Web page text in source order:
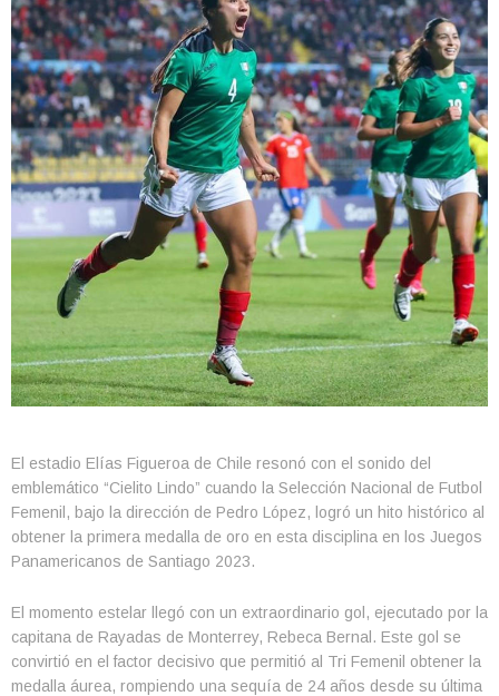
El estadio Elías Figueroa de Chile resonó con el sonido del
emblemático “Cielito Lindo” cuando la Selección Nacional de Futbol
Femenil, bajo la dirección de Pedro López, logró un hito histórico al
obtener la primera medalla de oro en esta disciplina en los Juegos
Panamericanos de Santiago 2023.
El momento estelar llegó con un extraordinario gol, ejecutado por la
capitana de Rayadas de Monterrey, Rebeca Bernal. Este gol se
convirtió en el factor decisivo que permitió al Tri Femenil obtener la
medalla áurea, rompiendo una sequía de 24 años desde su última